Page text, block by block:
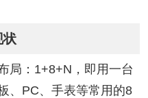
状
局：1+8+N，即用一台
、PC、手表等常用的8